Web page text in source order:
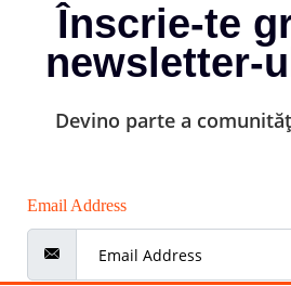
Înscrie-te
newsletter-
Devino parte a
Email Address